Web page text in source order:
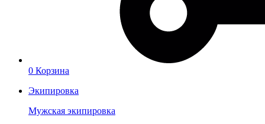
0 Корзина
Экипировка
Мужская экипировка